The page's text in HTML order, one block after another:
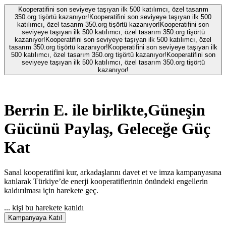
Kooperatifini son seviyeye taşıyan ilk 500 katılımcı, özel tasarım
350.org tişörtü kazanıyor! Kooperatifini son seviyeye taşıyan ilk 500
katılımcı, özel tasarım 350.org tişörtü kazanıyor! Kooperatifini son
seviyeye taşıyan ilk 500 katılımcı, özel tasarım 350.org tişörtü
kazanıyor! Kooperatifini son seviyeye taşıyan ilk 500 katılımcı, özel
tasarım 350.org tişörtü kazanıyor! Kooperatifini son seviyeye taşıyan ilk
500 katılımcı, özel tasarım 350.org tişörtü kazanıyor! Kooperatifini son
seviyeye taşıyan ilk 500 katılımcı, özel tasarım 350.org tişörtü
kazanıyor!
Berrin E. ile birlikte,Güneşin
Gücünü Paylaş, Geleceğe Güç
Kat
Sanal kooperatifini kur, arkadaşlarını davet et ve imza kampanyasına
katılarak Türkiye’de enerji kooperatiflerinin önündeki engellerin
kaldırılması için harekete geç.
... kişi bu harekete katıldı
Kampanyaya Katıl